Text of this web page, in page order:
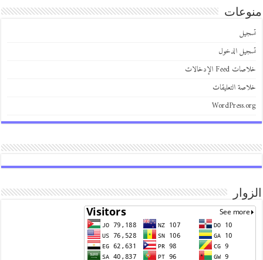
منوعات
تسجيل
تسجيل الدخول
خلاصات Feed الإدخالات
خلاصة التعليقات
WordPress.org
الزوار